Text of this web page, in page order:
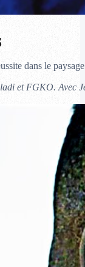
dans le
et FGKO. Avec